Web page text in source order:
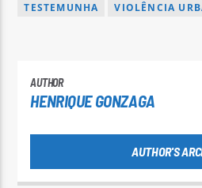
TESTEMUNHA
VIOLÊNCIA
AUTHOR
HENRIQUE GONZAGA
AUTHOR'S